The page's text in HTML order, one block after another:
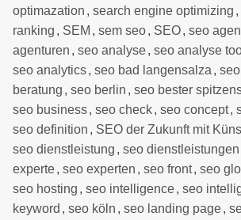
optimazation , search engine optimizing ,
ranking , SEM , sem seo, SEO, seo
agenturen , seo analyse, seo analyse
seo analytics, seo bad langensalza ,
beratung , seo berlin , seo bester
seo business, seo check, seo concept,
seo definition , SEO der Zukunft mit
seo dienstleistung , seo dienstleistungen
experte, seo experten , seo front, seo
seo hosting , seo intelligence, seo
keyword , seo köln , seo landing page,